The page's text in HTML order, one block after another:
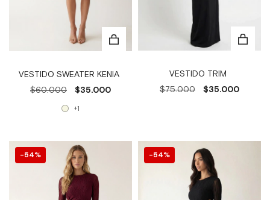
VESTIDO SWEATER KENIA
$60.000
$35.000
+1
VESTIDO TRIM
$75.000
$35.000
54% 54%